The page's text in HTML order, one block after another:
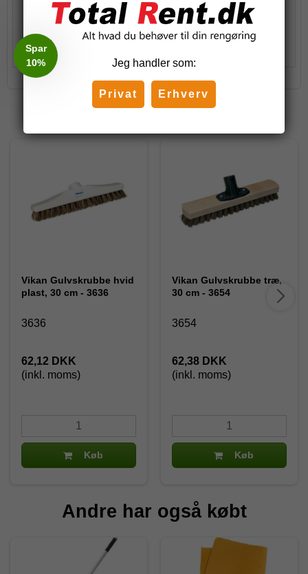
Køb
Relaterede produkter
Vikan Gulvskrubbe hvid
plast, 30 cm - 3636
3636
62,12 DKK
(inkl. moms)
Køb
Vikan Gulvskrubbe træ,
30 cm - 3654
3654
62,38 DKK
(inkl. moms)
Køb
Andre har også købt
Jeg handler som:
Privat Erhverv
Spar
10%